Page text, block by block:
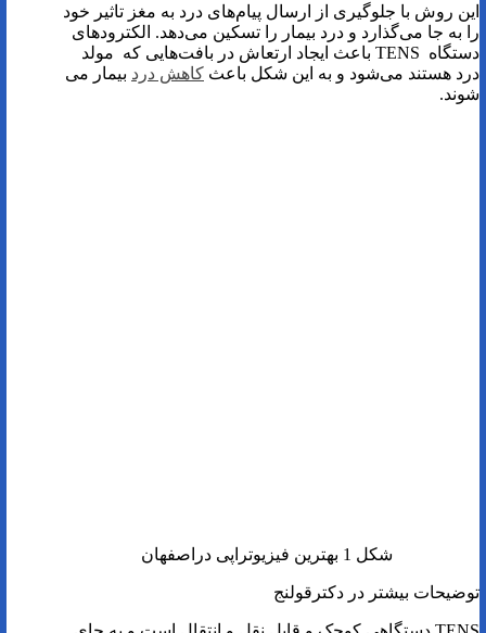
این روش با جلوگیری از ارسال پیام‌های درد به مغز تاثیر خود
را به جا می‌گذارد و درد بیمار را تسکین می‌دهد. الکترودهای
دستگاه TENS باعث ایجاد ارتعاش در بافت‌هایی که مولد
درد هستند می‌شود و به این شکل باعث کاهش درد بیمار می
شوند.
شکل 1 بهترین فیزیوتراپی دراصفهان
توضیحات بیشتر در دکترقولنج